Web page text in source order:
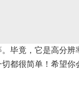
毕竟，它是高分辨
都很简单！希望你